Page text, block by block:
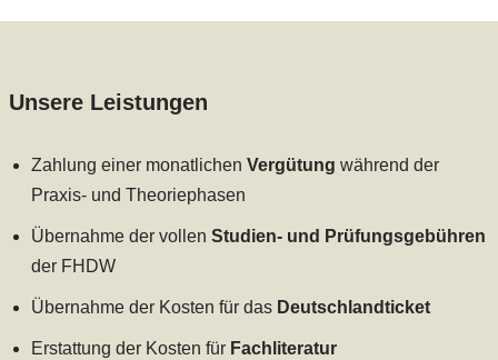
Unsere Leistungen
Zahlung einer monatlichen Vergütung während der
Praxis- und Theoriephasen
Übernahme der vollen Studien- und Prüfungsgebühren
der FHDW
Übernahme der Kosten für das Deutschlandticket
Erstattung der Kosten für Fachliteratur